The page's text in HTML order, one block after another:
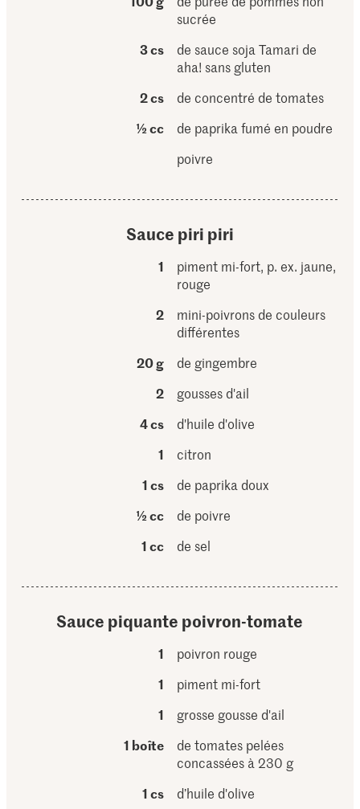
sucrée
3 cs
de sauce soja Tamari de
aha! sans gluten
2 cs
de concentré de tomates
½ cc
de paprika fumé en poudre
poivre
Sauce piri piri
1
piment mi-fort, p. ex. jaune,
rouge
2
mini-poivrons de couleurs
différentes
20 g
de gingembre
2
gousses d'ail
4 cs
d'huile d'olive
1
citron
1 cs
de paprika doux
½ cc
de poivre
1 cc
de sel
Sauce piquante poivron-tomate
1
poivron rouge
1
piment mi-fort
1
grosse gousse d'ail
1 boîte
de tomates pelées
concassées à 230 g
1 cs
d’huile d'olive